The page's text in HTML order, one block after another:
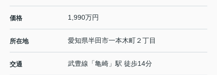
価格 1,990万円
所在地 愛知県半田市一本木町２丁目
交通 武豊線 「亀崎 」駅 徒歩14分